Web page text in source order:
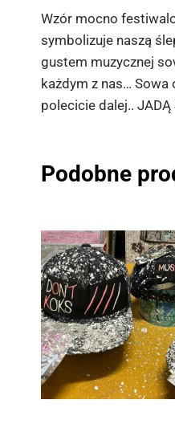
Wzór mocno
symbolizuje naszą
gustem muzycznej
każdym z nas… Sowa
polecicie dalej.. JADĄ
Podobne